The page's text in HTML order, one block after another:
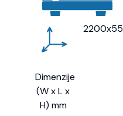
Dimenzije
(W x L x
H) mm